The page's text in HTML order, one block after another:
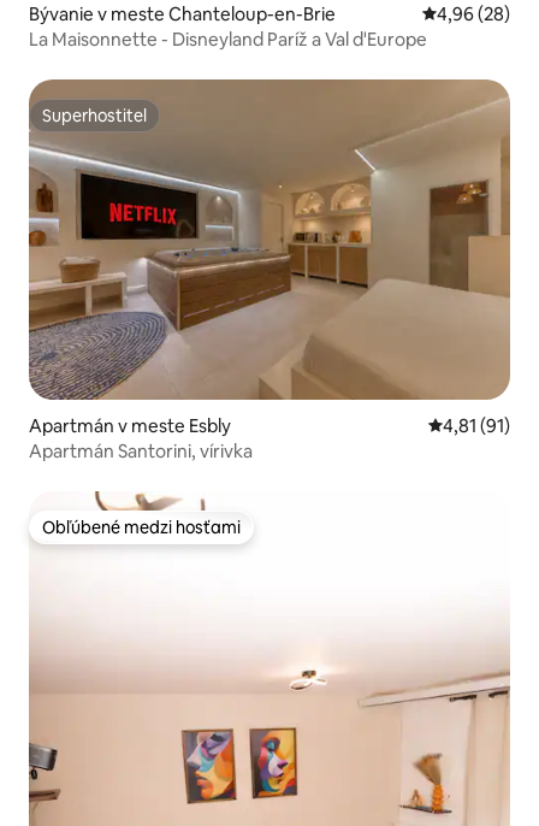
Bývanie v meste Chanteloup-en-Brie Priemerné
4,96 (28)
La Maisonnette - Disneyland Paríž a Val d'Europe
Superhostiteľ
Superhostiteľ
Apartmán v meste Esbly Priemerné
4,81 (91)
Apartmán Santorini, vírivka
Obľúbené medzi hosťami
Obľúbené medzi hosťami